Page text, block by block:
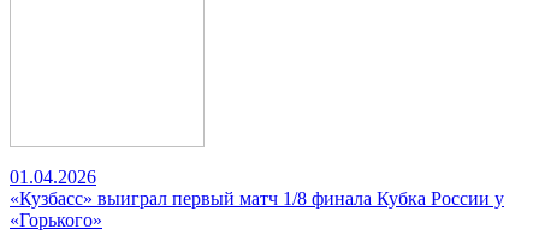
01.04.2026
«Кузбасс» выиграл первый матч 1/8 финала Кубка России у
«Горького»